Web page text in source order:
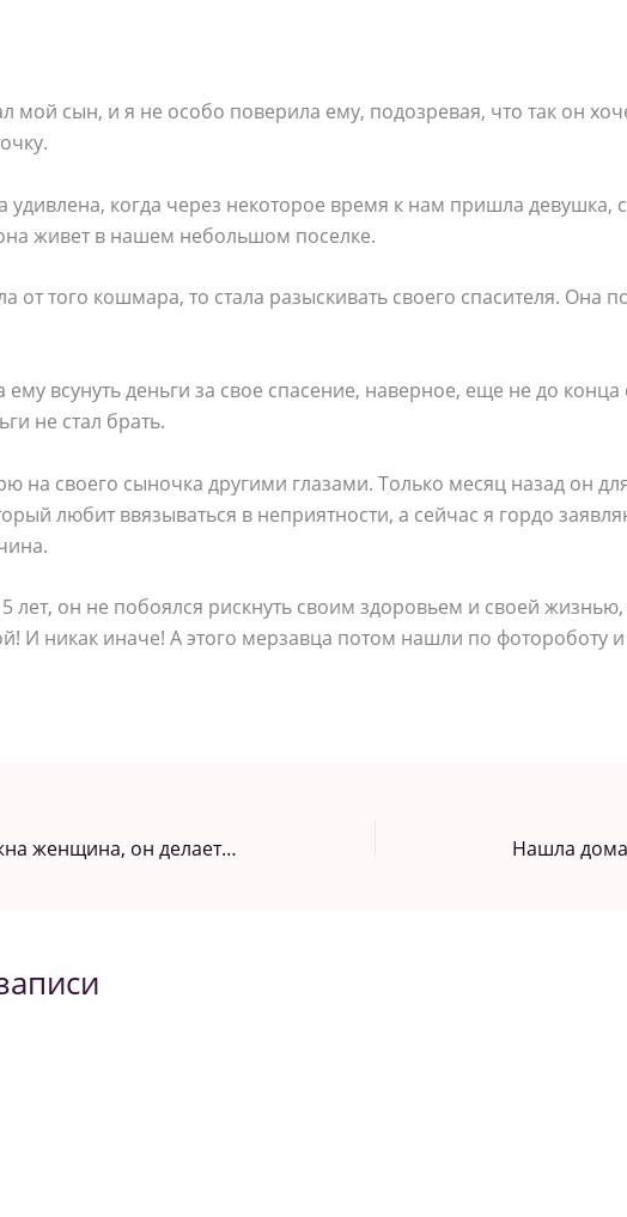
мой сын, и я не особо поверила ему, подозревая, что так он
удивлена, когда через некоторое время к нам пришла
живет в нашем небольшом поселке.
от того кошмара, то стала разыскивать своего спасителя. Она
всунуть деньги за свое спасение, наверное, еще не до
не стал брать.
на своего сыночка другими глазами. Только месяц назад он
любит ввязываться в неприятности, а сейчас я гордо
лет, он не побоялся рискнуть своим здоровьем и своей
И никак иначе! А этого мерзавца потом нашли по фотороботу
Если мужчине не нужна женщина, он делает с ней эти 5 вещей